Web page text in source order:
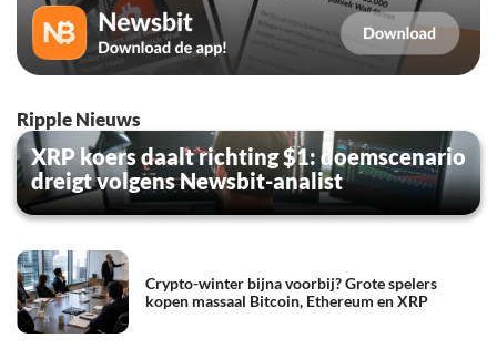
Ripple Nieuws
XRP koers daalt richting $1: doemscenario
dreigt volgens Newsbit-analist
Crypto-winter bijna voorbij? Grote spelers
kopen massaal Bitcoin, Ethereum en XRP